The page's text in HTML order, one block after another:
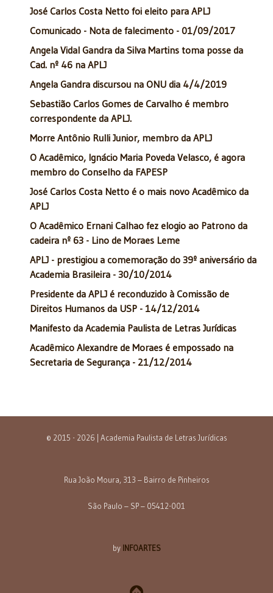
José Carlos Costa Netto foi eleito para APLJ
Comunicado - Nota de falecimento - 01/09/2017
Angela Vidal Gandra da Silva Martins toma posse da
Cad. nº 46 na APLJ
Angela Gandra discursou na ONU dia 4/4/2019
Sebastião Carlos Gomes de Carvalho é membro
correspondente da APLJ.
Morre Antônio Rulli Junior, membro da APLJ
O Acadêmico, Ignácio Maria Poveda Velasco, é agora
membro do Conselho da FAPESP
José Carlos Costa Netto é o mais novo Acadêmico da
APLJ
O Acadêmico Ernani Calhao fez elogio ao Patrono da
cadeira nº 63 - Lino de Moraes Leme
APLJ - prestigiou a comemoração do 39º aniversário da
Academia Brasileira - 30/10/2014
Presidente da APLJ é reconduzido à Comissão de
Direitos Humanos da USP - 14/12/2014
Manifesto da Academia Paulista de Letras Jurídicas
Acadêmico Alexandre de Moraes é empossado na
Secretaria de Segurança - 21/12/2014
© 2015 - 2026 | Academia Paulista de Letras Jurídicas
Rua João Moura, 313 – Bairro de Pinheiros
São Paulo – SP – 05412-001
by INFOARTES